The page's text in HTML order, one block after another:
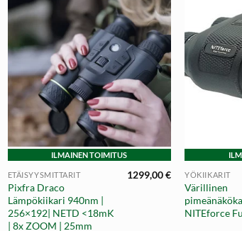
+
ILMAINEN TOIMITUS
ETÄISYYSMITTARIT
Pixfra Draco
Lämpökiikari 940nm |
256×192| NETD <18mK
| 8x ZOOM | 25mm
1299,00€ YÖKIIKARIT
Värillinen
NITEforce